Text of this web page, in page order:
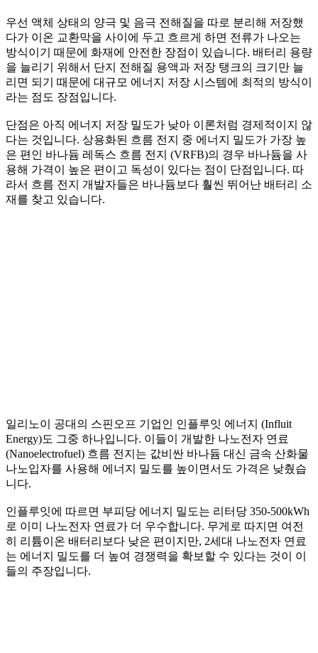
우선 액체 상태의 양극 및 음극 전해질을 따로 분리해 저장했
다가 이온 교환막을 사이에 두고 흐르게 하면 전류가 나오는
방식이기 때문에 화재에 안전한 장점이 있습니다. 배터리 용량
을 늘리기 위해서 단지 전해질 용액과 저장 탱크의 크기만 늘
리면 되기 때문에 대규모 에너지 저장 시스템에 최적의 방식이
라는 점도 장점입니다.
단점은 아직 에너지 저장 밀도가 낮아 이론처럼 경제적이지 않
다는 것입니다. 상용화된 흐름 전지 중 에너지 밀도가 가장 높
은 편인 바나듐 레독스 흐름 전지 (VRFB)의 경우 바나듐을 사
용해 가격이 높은 편이고 독성이 있다는 점이 단점입니다. 따
라서 흐름 전지 개발자들은 바나듐보다 훨씬 뛰어난 배터리 소
재를 찾고 있습니다.
일리노이 공대의 스핀오프 기업인 인플루잇 에너지 (Influit
Energy)도 그중 하나입니다. 이들이 개발한 나노전자 연료
(Nanoelectrofuel) 흐름 전지는 값비싼 바나듐 대신 금속 산화물
나노입자를 사용해 에너지 밀도를 높이면서도 가격은 낮췄습
니다.
인플루잇에 따르면 부피당 에너지 밀도는 리터당 350-500kWh
로 이미 나노전자 연료가 더 우수합니다. 무게로 따지면 여전
히 리튬이온 배터리보다 낮은 편이지만, 2세대 나노전자 연료
는 에너지 밀도를 더 높여 경쟁력을 확보할 수 있다는 것이 이
들의 주장입니다.